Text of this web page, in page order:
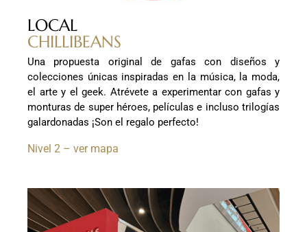
LOCAL
CHILLIBEANS
Una propuesta original de gafas con diseños y
colecciones únicas inspiradas en la música, la moda,
el arte y el geek. Atrévete a experimentar con gafas y
monturas de super héroes, películas e incluso trilogías
galardonadas ¡Son el regalo perfecto!
Nivel 2 – ver mapa